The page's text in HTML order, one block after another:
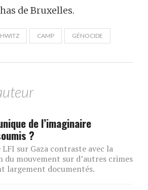
de Bruxelles.
CAMP GÉNOCIDE
de l’imaginaire
?
sur Gaza contraste avec la
mouvement sur d’autres crimes
largement documentés.